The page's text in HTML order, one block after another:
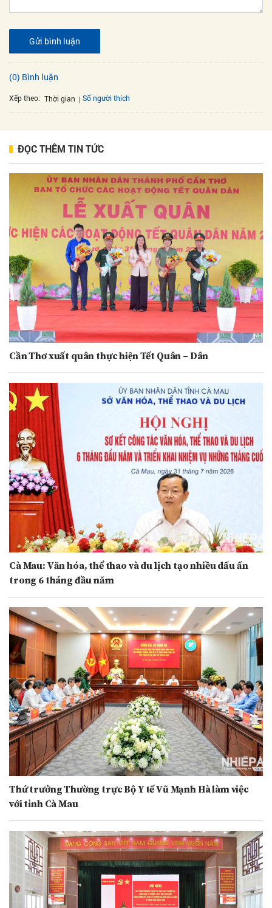
Gửi bình luận
(0) Bình luận
Xếp theo: Thời gian Số người thích
ĐỌC THÊM TIN TỨC
Cần Thơ xuất quân thực hiện Tết Quân – Dân
Cà Mau: Văn hóa, thể thao và du lịch tạo nhiều dấu ấn
trong 6 tháng đầu năm
Thứ trưởng Thường trực Bộ Y tế Vũ Mạnh Hà làm việc
với tỉnh Cà Mau